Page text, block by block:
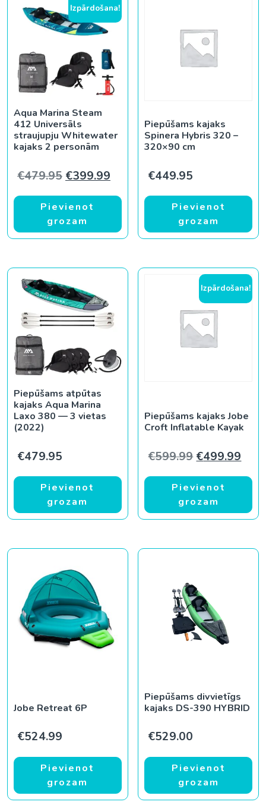
Izpārdošana!
Aqua Marina Steam
412 Universāls
straujupju Whitewater
kajaks 2 personām
€479.95 Original price was: €479.95.
€399.99 Current price is: €399.99.
Pievienot
grozam
Piepūšams kajaks
Spinera Hybris 320 –
320×90 cm
€449.95
Pievienot
grozam
Piepūšams atpūtas
kajaks Aqua Marina
Laxo 380 — 3 vietas
(2022)
€479.95
Pievienot
grozam
Izpārdošana!
Piepūšams kajaks Jobe
Croft Inflatable Kayak
€599.99 Original
€499.99
Pievienot
grozam
Jobe Retreat 6P
€524.99
Pievienot
grozam
Piepūšams divvietīgs
kajaks DS-390 HYBRID
€529.00
Pievienot
grozam